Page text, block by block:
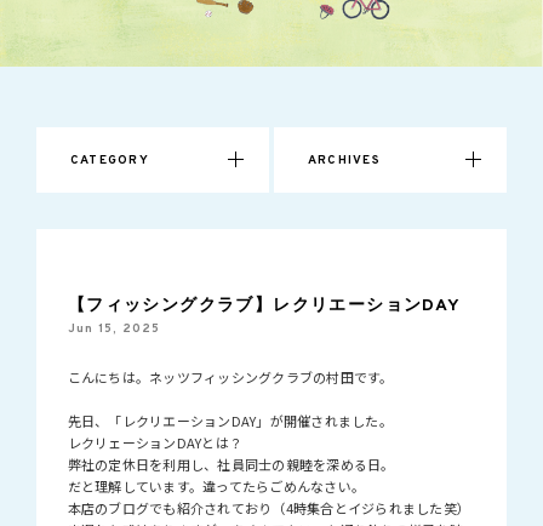
CATEGORY ARCHIVES
【フィッシングクラブ】レクリエーションDAY
Jun 15, 2025
こんにちは。ネッツフィッシングクラブの村田です。
先日、「レクリエーションDAY」が開催されました。
レクリェーションDAYとは？
弊社の定休日を利用し、社員同士の親睦を深める日。
だと理解しています。違ってたらごめんなさい。
本店のブログでも紹介されており（4時集合とイジられました笑）